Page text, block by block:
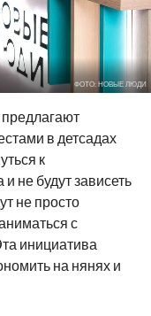
ФОТО: НОВЫЕ ЛЮДИ
в детсадах
к
не будут зависеть
не просто
с
инициатива
на нянях и